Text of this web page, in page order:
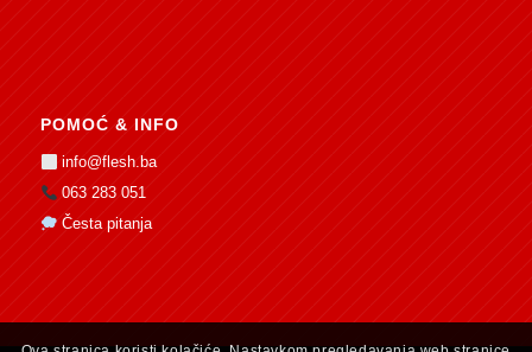
POMOĆ & INFO
info@flesh.ba
063 283 051
Česta pitanja